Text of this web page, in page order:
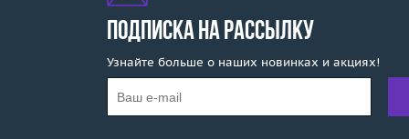
Покупка и оплатаПОДПИСКА НА РАССЫЛКУ
Узнайте больше о наших новинках и акциях!